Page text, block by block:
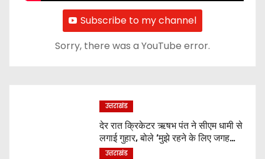
Subscribe to my channel
Sorry, there was a YouTube error.
उत्तराखंड
देर रात क्रिकेटर ऋषभ पंत ने सीएम धामी से
लगाई गुहार, बोले ‘मुझे रहने के लिए जगह
नहीं मिल रही’
उत्तराखंड